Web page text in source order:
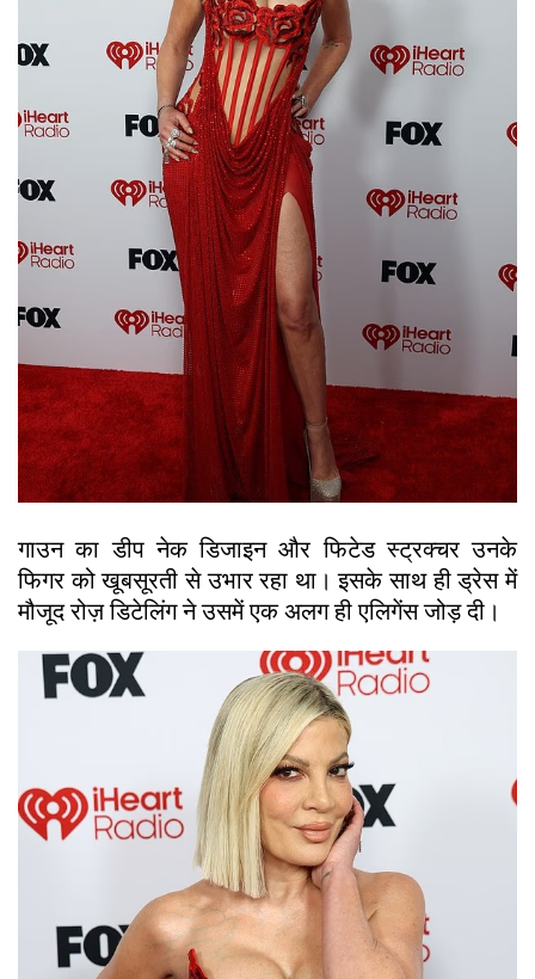
गाउन का डीप नेक डिजाइन और फिटेड स्ट्रक्चर उनके
फिगर को खूबसूरती से उभार रहा था। इसके साथ ही ड्रेस में
मौजूद रोज़ डिटेलिंग ने उसमें एक अलग ही एलिगेंस जोड़ दी।